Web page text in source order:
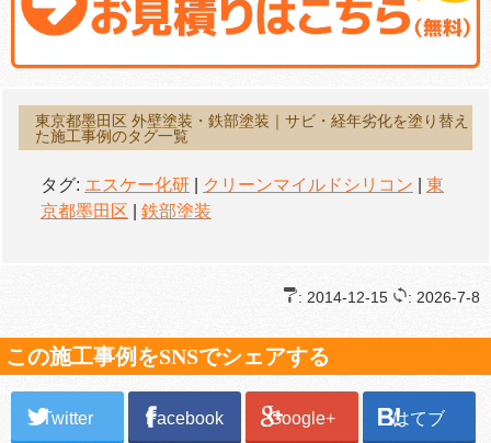
東京都墨田区 外壁塗装・鉄部塗装｜サビ・経年劣化を塗り替え
た施工事例のタグ一覧
タグ: エスケー化研 クリーンマイルドシリコン
東
京都墨田区
鉄部塗装
: 2014-12-15 : 2026-7-8
この施工事例をSNSでシェアする
Twitter Facebook Google+ はてブ